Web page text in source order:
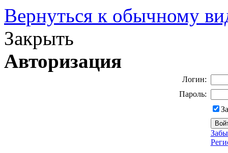
Вернуться к обычному
Закрыть
Авторизация
Логин:
Пароль: